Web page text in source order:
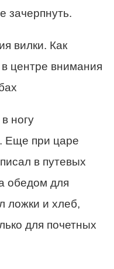
зачерпнуть.
ногу
Еще при царе
в путевых
обедом для
ложки и хлеб,
для почетных